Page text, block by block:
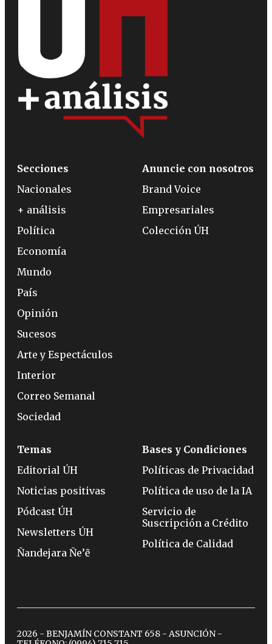
Secciones
Nacionales
+ análisis
Política
Economía
Mundo
País
Opinión
Sucesos
Arte y Espectáculos
Interior
Correo Semanal
Sociedad
Anuncie con nosotros
Brand Voice
Empresariales
Colección ÚH
Temas
Editorial ÚH
Noticias positivas
Pódcast ÚH
Newsletters ÚH
Ñandejara Ñe’ẽ
Bases y Condiciones
Políticas de Privacidad
Política de uso de la IA
Servicio de
Suscripción a Crédito
Política de Calidad
2026 - BENJAMÍN CONSTANT 658 - ASUNCIÓN -